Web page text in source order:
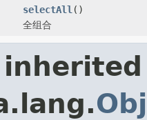
selectAll ()
全组合